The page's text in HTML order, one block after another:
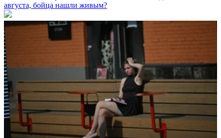
августа, бойца нашли живым?